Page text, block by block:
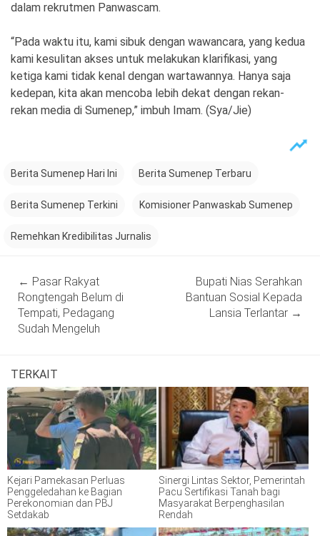
dalam rekrutmen Panwascam.
“Pada waktu itu, kami sibuk dengan wawancara, yang kedua
kami kesulitan akses untuk melakukan klarifikasi, yang
ketiga kami tidak kenal dengan wartawannya. Hanya saja
kedepan, kita akan mencoba lebih dekat dengan rekan-
rekan media di Sumenep,” imbuh Imam. (Sya/Jie)
Berita Sumenep Hari Ini Berita Sumenep Terbaru
Berita Sumenep Terkini Komisioner Panwaskab Sumenep
Remehkan Kredibilitas Jurnalis
navigation
← Pasar Rakyat
Rongtengah Belum di
Tempati, Pedagang
Sudah Mengeluh
Bupati Nias Serahkan
Bantuan Sosial Kepada
Lansia Terlantar →
TERKAIT
Kejari Pamekasan Perluas
Penggeledahan ke Bagian
Perekonomian dan PBJ
Setdakab
Sinergi Lintas Sektor, Pemerintah
Pacu Sertifikasi Tanah bagi
Masyarakat Berpenghasilan
Rendah